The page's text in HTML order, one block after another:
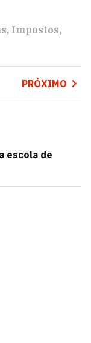
Impostos
PRÓXIMO
escola de